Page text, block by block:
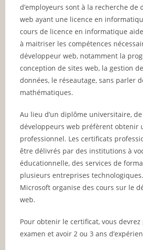
d’employeurs sont à la recherche de
web ayant une licence en
cours de licence en informatique
à maitriser les compétences
développeur web, notamment la
conception de sites web, la gestion
données, le réseautage, sans parler
mathématiques.
Au lieu d’un diplôme universitaire,
développeurs web préfèrent obtenir
professionnel. Les certificats
être délivrés par des institutions à
éducationnelle, des services de
plusieurs entreprises
Microsoft organise des cours sur le
web.
Pour obtenir le certificat, vous devrez
examen et avoir 2 ou 3 ans